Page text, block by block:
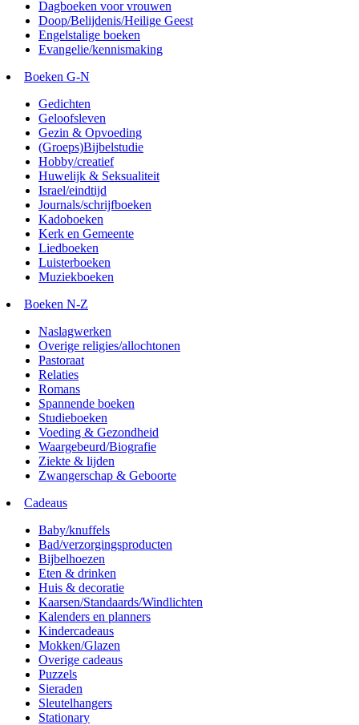
Dagboeken voor vrouwen
Doop/Belijdenis/Heilige Geest
Engelstalige boeken
Evangelie/kennismaking
Boeken G-N
Gedichten
Geloofsleven
Gezin & Opvoeding
(Groeps)Bijbelstudie
Hobby/creatief
Huwelijk & Seksualiteit
Israel/eindtijd
Journals/schrijfboeken
Kadoboeken
Kerk en Gemeente
Liedboeken
Luisterboeken
Muziekboeken
Boeken N-Z
Naslagwerken
Overige religies/allochtonen
Pastoraat
Relaties
Romans
Spannende boeken
Studieboeken
Voeding & Gezondheid
Waargebeurd/Biografie
Ziekte & lijden
Zwangerschap & Geboorte
Cadeaus
Baby/knuffels
Bad/verzorgingsproducten
Bijbelhoezen
Eten & drinken
Huis & decoratie
Kaarsen/Standaards/Windlichten
Kalenders en planners
Kindercadeaus
Mokken/Glazen
Overige cadeaus
Puzzels
Sieraden
Sleutelhangers
Stationary